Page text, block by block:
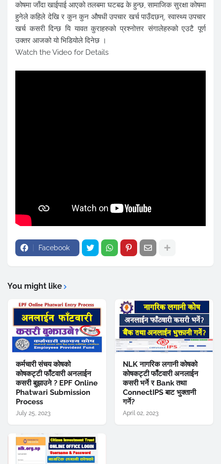
कोषमा जाँदा खाईपाई आएको तलबमा घटबढ के हुन्छ, सामाजिक सुरक्षा कोषमा
हुनेले कहिले देखि र कुन कुन औषधी उपचार खर्च पाउँदछन्, स्वास्थ्य उपचार
खर्च कसरी दिन्छ यि यावत कुराहरुको प्रश्नोत्तर संगालेहरुको एउटै पूर्ण
उक्तर आजको यो भिडियोले दिनेछ ।
Watch the Video for Details
Facebook
You might like
कर्मचारी संचय कोषको
कोषकट्टी फाँटवारी अनलाईन
कसरी बुझाउने ? EPF Online
Phatwari Submission
Process
July 25, 2023
NLK नागरिक लगानी कोषको
कोषकट्टी फाँटवारी अनलाईन
कसरी भर्ने र Bank तथा
ConnectIPS बाट भुक्तानी
गर्ने?
April 02, 2023